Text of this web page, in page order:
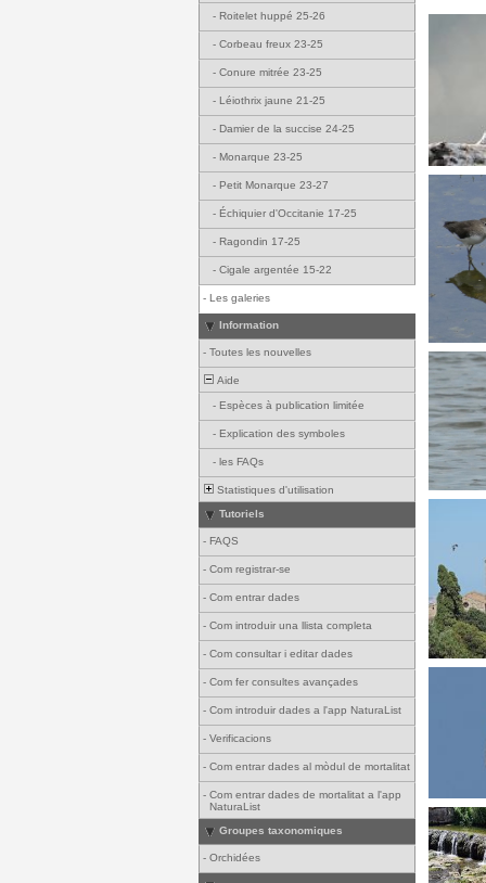
- Roitelet huppé 25-26
- Corbeau freux 23-25
- Conure mitrée 23-25
- Léiothrix jaune 21-25
- Damier de la succise 24-25
- Monarque 23-25
- Petit Monarque 23-27
- Échiquier d'Occitanie 17-25
- Ragondin 17-25
- Cigale argentée 15-22
- Les galeries
Information
- Toutes les nouvelles
Aide
- Espèces à publication limitée
- Explication des symboles
- les FAQs
Statistiques d'utilisation
Tutoriels
- FAQS
- Com registrar-se
- Com entrar dades
- Com introduir una llista completa
- Com consultar i editar dades
- Com fer consultes avançades
- Com introduir dades a l'app NaturaList
- Verificacions
- Com entrar dades al mòdul de mortalitat
- Com entrar dades de mortalitat a l'app
NaturaList
Groupes taxonomiques
- Orchidées